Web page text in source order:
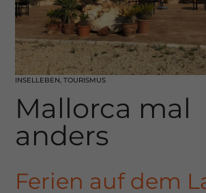
INSELLEBEN,TOURISMUS
Mallorca mal
anders
Ferien auf dem